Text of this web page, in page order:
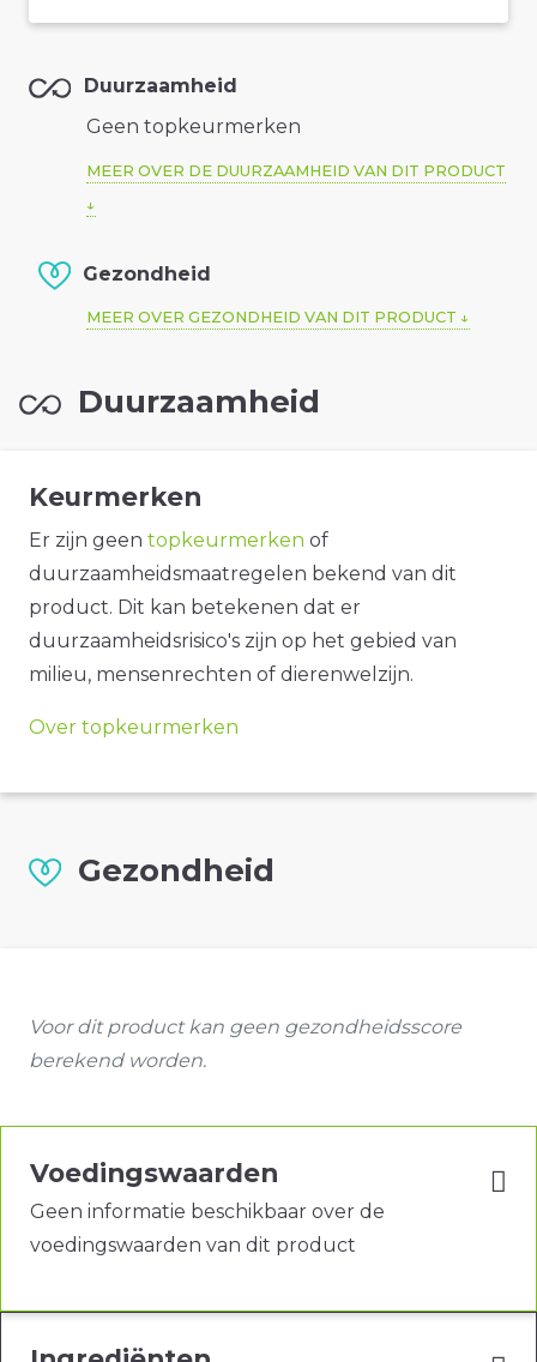
Duurzaamheid
Geen topkeurmerken
MEER OVER DE DUURZAAMHEID VAN DIT PRODUCT
Gezondheid
MEER OVER GEZONDHEID VAN DIT PRODUCT
Duurzaamheid
Keurmerken
Er zijn geen topkeurmerken of
duurzaamheidsmaatregelen bekend van dit
product. Dit kan betekenen dat er
duurzaamheidsrisico's zijn op het gebied van
milieu, mensenrechten of dierenwelzijn.
Over topkeurmerken
Gezondheid
Voor dit product kan geen gezondheidsscore
berekend worden.
Voedingswaarden
Geen informatie beschikbaar over de
voedingswaarden van dit product